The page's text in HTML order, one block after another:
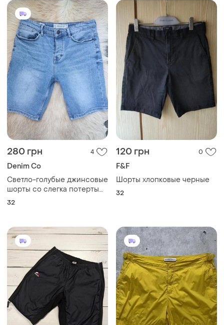
280 грн 4
Denim Co
Светло-голубые джинсовые
шорты со слегка потертым
эффектом и фирменным
кроем "original slim".
32
120 грн
F&F
Шорты хлопковые черные
32
799 грн 1 1650 грн 2